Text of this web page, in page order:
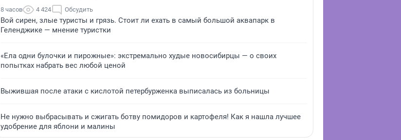
8 часов 4 424 Обсудить
Вой сирен, злые туристы и грязь. Стоит ли ехать в самый большой аквапарк в
Геленджике — мнение туристки
«Ела одни булочки и пирожные»: экстремально худые новосибирцы — о своих
попытках набрать вес любой ценой
Выжившая после атаки с кислотой петербурженка выписалась из больницы
Не нужно выбрасывать и сжигать ботву помидоров и картофеля! Как я нашла лучшее
удобрение для яблони и малины